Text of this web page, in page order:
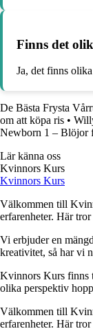
Finns det
Ja, det finns
De Bästa Frysta
om att köpa ris •
Newborn 1 – Blöjor
Lär känna oss
Kvinnors Kurs
Kvinnors Kurs
Välkommen till
erfarenheter. Här
Vi erbjuder en
kreativitet, så har vi
Kvinnors Kurs finns
olika perspektiv
Välkommen till
erfarenheter. Här